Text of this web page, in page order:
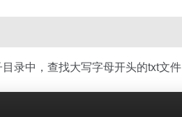
录中，查找大写字母开头的txt文件